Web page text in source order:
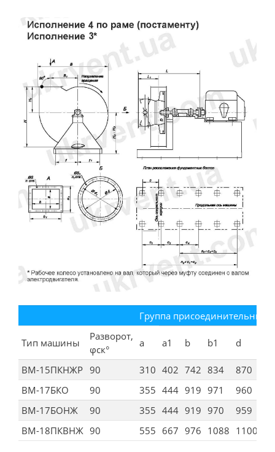
Группа присоединительных
Тип машины
Разворот,
φск°
a a1 b b1 d
ВМ-15ПКНЖР 90 310 402 742 834 870
ВМ-17БКО
90 355 444 919 971 960
ВМ-17БОНЖ
90 355 444 919 970 959
ВМ-18ПКВНЖ 90 555 667 976 1088 1100